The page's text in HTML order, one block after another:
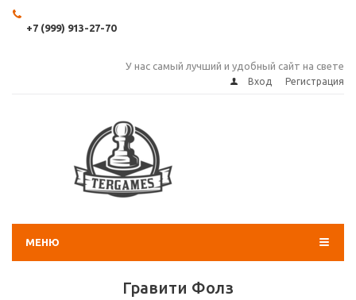
+7 (999) 913-27-70
У нас самый лучший и удобный сайт на свете
Вход Регистрация
МЕНЮ
Гравити Фолз